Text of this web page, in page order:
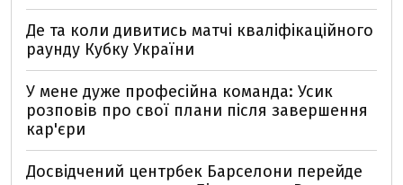
Де та коли дивитись матчі кваліфікаційного
раунду Кубку України
У мене дуже професійна команда: Усик
розповів про свої плани після завершення
кар'єри
Досвідчений центрбек Барселони перейде